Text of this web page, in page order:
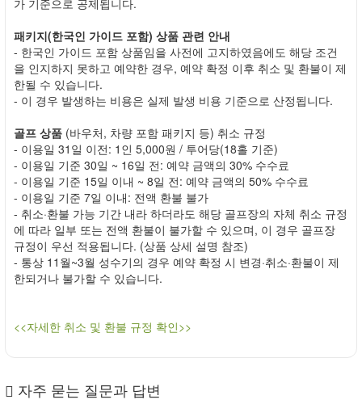
패키지(한국인 가이드 포함) 상품 관련 안내
- 한국인 가이드 포함 상품임을 사전에 고지하였음에도 해당 조건
을 인지하지 못하고 예약한 경우, 예약 확정 이후 취소 및 환불이 제
한될 수 있습니다.
- 이 경우 발생하는 비용은 실제 발생 비용 기준으로 산정됩니다.
골프 상품 (바우처, 차량 포함 패키지 등) 취소 규정
- 이용일 31일 이전: 1인 5,000원 / 투어당(18홀 기준)
- 이용일 기준 30일 ~ 16일 전: 예약 금액의 30% 수수료
- 이용일 기준 15일 이내 ~ 8일 전: 예약 금액의 50% 수수료
- 이용일 기준 7일 이내: 전액 환불 불가
- 취소·환불 가능 기간 내라 하더라도 해당 골프장의 자체 취소 규정
에 따라 일부 또는 전액 환불이 불가할 수 있으며, 이 경우 골프장
규정이 우선 적용됩니다. (상품 상세 설명 참조)
- 통상 11월~3월 성수기의 경우 예약 확정 시 변경·취소·환불이 제
한되거나 불가할 수 있습니다.
<<자세한 취소 및 환불 규정 확인>>
자주 묻는 질문과 답변